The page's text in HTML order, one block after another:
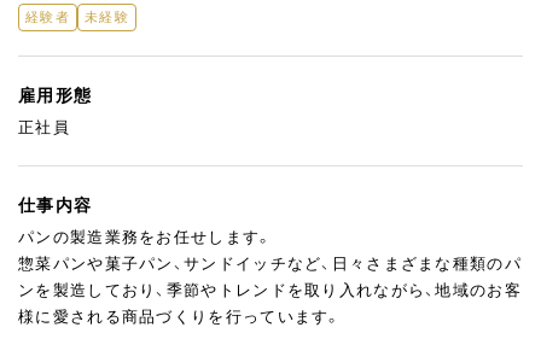
経験者 未経験
雇用形態
正社員
仕事内容
パンの製造業務をお任せします。
惣菜パンや菓子パン、サンドイッチなど、日々さまざまな種類のパ
ンを製造しており、季節やトレンドを取り入れながら、地域のお客
様に愛される商品づくりを行っています。